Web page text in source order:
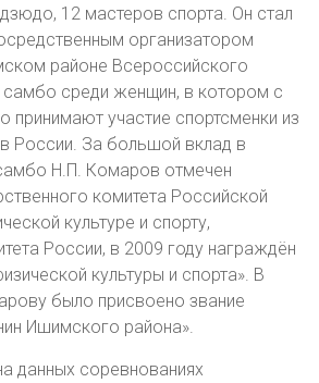
12 мастеров спорта. Он стал
организатором
районе Всероссийского
самбо среди женщин, в котором с
принимают участие спортсменки из
России. За большой вклад в
Н.П. Комаров отмечен
комитета Российской
культуре и спорту,
России, в 2009 году награждён
культуры и спорта». В
было присвоено звание
Ишимского района».
данных соревнованиях